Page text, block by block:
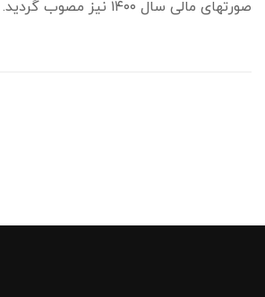
صورتهای مالی سال ۱۴۰۰ نیز مصوب گردید.